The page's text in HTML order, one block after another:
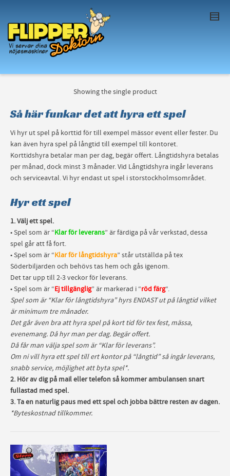
product
. Show
me thecolour
Showing the single product
Så här funkar det att hyra ett spel
Vi hyr ut spel på korttid för till exempel mässor event eller fester. Du
kan även hyra spel på långtid till exempel till kontoret.
Korttidshyra betalar man per dag, begär offert. Långtidshyra betalas
per månad, dock minst 3 månader. Vid Långtidshyra ingår leverans
och serviceavtal. Vi hyr endast ut spel i storstockholmsområdet.
Hyr ett spel
1. Välj ett spel.
• Spel som är “Klar för leverans” är färdiga på vår verkstad, dessa
spel går att få fort.
• Spel som är “Klar för långtidshyra” står utställda på tex
Söderbiljarden och behövs tas hem och gås igenom.
Det tar upp till 2-3 veckor för leverans.
• Spel som är “Ej tillgänglig” är markerad i “röd färg“.
Spel som är “Klar för långtidshyra” hyrs ENDAST ut på långtid vilket
är minimum tre månader.
Det går även bra att hyra spel på kort tid för tex fest, mässa,
evenemang. Då hyr man per dag. Begär offert.
Då får man välja spel som är “Klar för leverans”.
Om ni vill hyra ett spel till ert kontor på “långtid” så ingår leverans,
snabb service, möjlighet att byta spel*.
2. Hör av dig på mail eller telefon så kommer ambulansen snart
fullastad med spel.
3. Ta en naturlig paus med ett spel och jobba bättre resten av dagen.
*Byteskostnad tillkommer.